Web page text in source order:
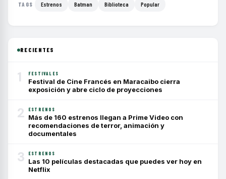
TAGS Estrenos Batman Biblioteca Popular
RECIENTES
1 FESTIVALES
Festival de Cine Francés en Maracaibo cierra
exposición y abre ciclo de proyecciones
2 ESTRENOS
Más de 160 estrenos llegan a Prime Video con
recomendaciones de terror, animación y
documentales
3 ESTRENOS
Las 10 películas destacadas que puedes ver hoy en
Netflix